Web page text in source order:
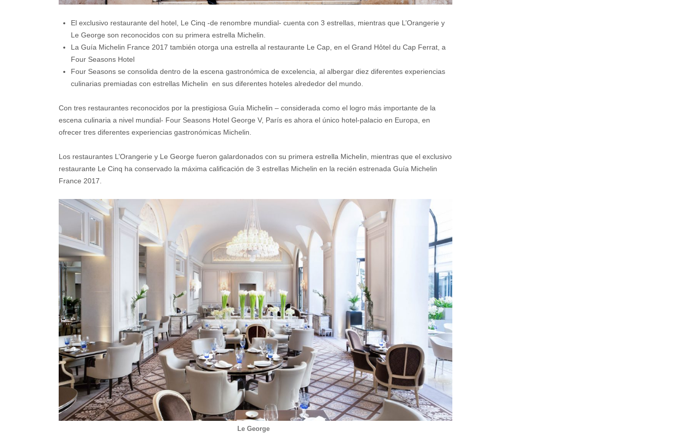
El exclusivo restaurante del hotel, Le Cinq -de renombre mundial- cuenta con 3 estrellas, mientras que L’Orangerie y
Le George son reconocidos con su primera estrella Michelin.
La Guía Michelin France 2017 también otorga una estrella al restaurante Le Cap, en el Grand Hôtel du Cap Ferrat, a
Four Seasons Hotel
Four Seasons se consolida dentro de la escena gastronómica de excelencia, al albergar diez diferentes experiencias
culinarias premiadas con estrellas Michelin en sus diferentes hoteles alrededor del mundo.
Con tres restaurantes reconocidos por la prestigiosa Guía Michelin – considerada como el logro más importante de la
escena culinaria a nivel mundial- Four Seasons Hotel George V, París es ahora el único hotel-palacio en Europa, en
ofrecer tres diferentes experiencias gastronómicas Michelin.
Los restaurantes L’Orangerie y Le George fueron galardonados con su primera estrella Michelin, mientras que el exclusivo
restaurante Le Cinq ha conservado la máxima calificación de 3 estrellas Michelin en la recién estrenada Guía Michelin
France 2017.
Le George